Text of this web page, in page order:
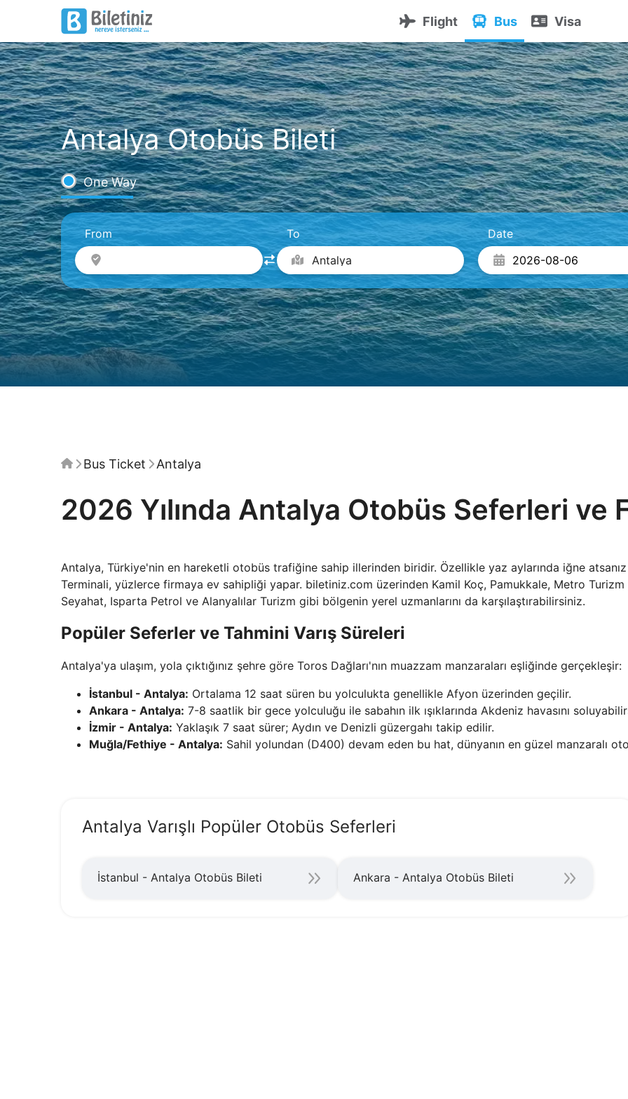
Flight Bus Visa
Antalya Otobüs Bileti
One Way
From
To
Antalya
Date
Bus Ticket Antalya
2026 Yılında Antalya Otobüs Seferleri ve
Antalya, Türkiye'nin en hareketli otobüs trafiğine sahip illerinden biridir. Özellikle yaz aylarında iğne
Terminali, yüzlerce firmaya ev sahipliği yapar. biletiniz.com üzerinden Kamil Koç, Pamukkale, Metro Turizm
Seyahat, Isparta Petrol ve Alanyalılar Turizm gibi bölgenin yerel uzmanlarını da karşılaştırabilirsiniz.
Popüler Seferler ve Tahmini Varış Süreleri
Antalya'ya ulaşım, yola çıktığınız şehre göre Toros Dağları'nın muazzam manzaraları eşliğinde gerçekleşir:
İstanbul - Antalya: Ortalama 12 saat süren bu yolculukta genellikle Afyon üzerinden geçilir.
Ankara - Antalya: 7-8 saatlik bir gece yolculuğu ile sabahın ilk ışıklarında Akdeniz havasını
İzmir - Antalya: Yaklaşık 7 saat sürer; Aydın ve Denizli güzergahı takip edilir.
Muğla/Fethiye - Antalya: Sahil yolundan (D400) devam eden bu hat, dünyanın en güzel manzaralı
Antalya Varışlı Popüler Otobüs Seferleri
İstanbul - Antalya Otobüs Bileti Ankara - Antalya Otobüs Bileti